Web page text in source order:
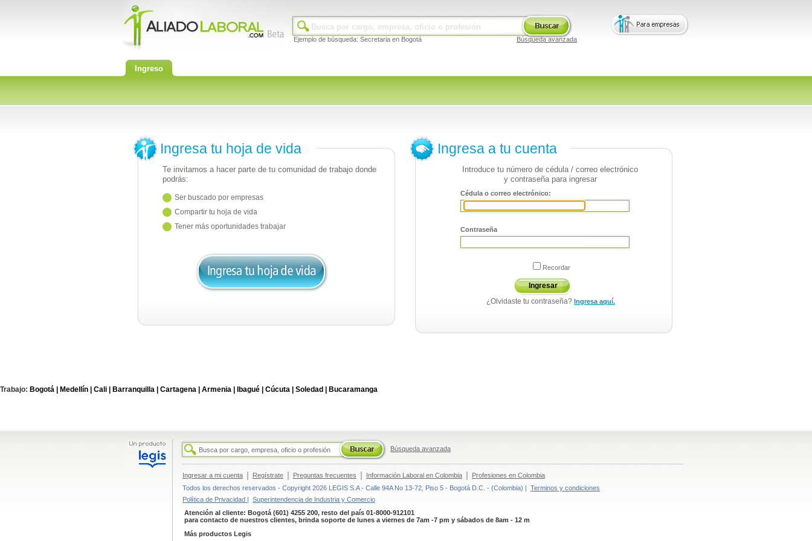
Ejemplo de búsqueda: Secretaria en Bogotá Búsqueda avanzada
Ingreso
Ingresa tu hoja de vida
Te invitamos a hacer parte de tu comunidad de trabajo donde
podrás:
Ser buscado por empresas
Compartir tu hoja de vida
Tener más oportunidades trabajar
Ingresa a tu cuenta
Introduce tu número de cédula / correo electrónico
y contraseña para ingresar
Cédula o correo electrónico:
Contraseña
Recordar
Ingresar
¿Olvidaste tu contraseña? Ingresa aquí.
Trabajo: Bogotá | Medellín | Cali | Barranquilla | Cartagena | Armenia | Ibagué | Cúcuta | Soledad | Bucaramanga
Búsqueda avanzada
Ingresar a mi cuenta | Regístrate | Preguntas frecuentes | Información Laboral en Colombia |
Profesiones en Colombia
Todos los derechos reservados - Copyright 2026 LEGIS S.A - Calle 94A No 13-72, Piso 5 - Bogotá D.C. - (Colombia) | Terminos y condiciones
Política de Privacidad | Superintendencia de Industria y Comercio
Atención al cliente: Bogotá (601) 4255 200, resto del país 01-8000-912101
para contacto de nuestros clientes, brinda soporte de lunes a viernes de 7am -7 pm y sábados de 8am - 12 m
Más productos Legis